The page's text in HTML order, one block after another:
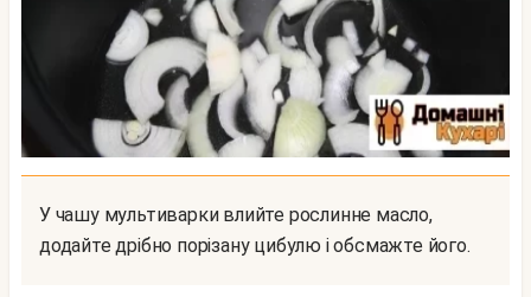
У чашу мультиварки влийте рослинне масло,
додайте дрібно порізану цибулю і обсмажте його.